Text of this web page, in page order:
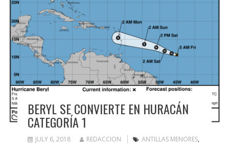
BERYL SE CONVIERTE EN HURACÁN
CATEGORÍA 1
JULY 6, 2018 REDACCION ANTILLAS MENORES,